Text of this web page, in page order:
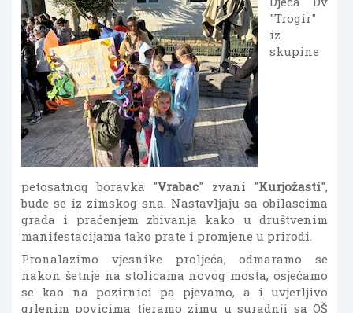
"Trogir"
iz
skupine
petosatnog boravka "Vrabac" zvani "Kurjožasti",
bude se iz zimskog sna. Nastavljaju sa obilascima
grada i praćenjem zbivanja kako u društvenim
manifestacijama tako prate i promjene u prirodi.
Pronalazimo vjesnike proljeća, odmaramo se
nakon šetnje na stolicama novog mosta, osjećamo
se kao na pozirnici pa pjevamo, a i uvjerljivo
grlenim povicima tjeramo zimu u suradnji sa OŠ